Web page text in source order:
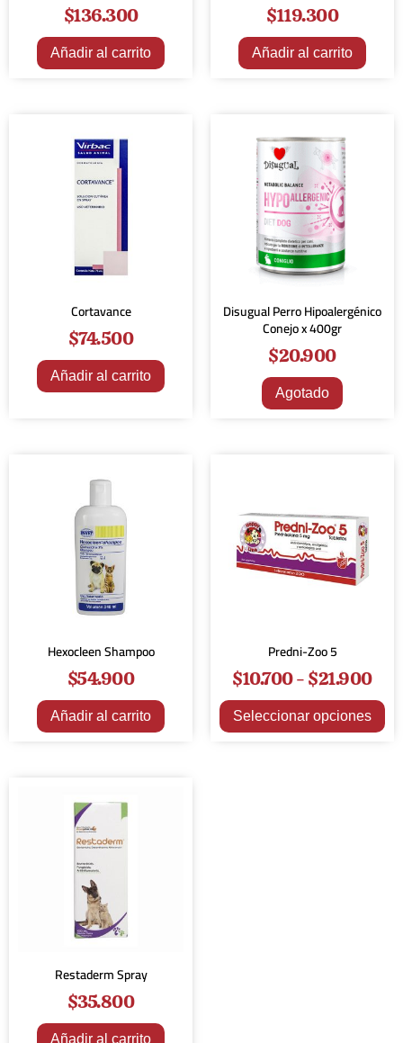
$136.300
Añadir al carrito
$119.300
Añadir al carrito
Cortavance
$74.500
Añadir al carrito
Disugual Perro Hipoalergénico
Conejo x 400gr
$20.900
Agotado
Hexocleen Shampoo
$54.900
Añadir al carrito
Predni-Zoo 5
$10.700-$21.900
Seleccionar opciones
Restaderm Spray
$35.800
Añadir al carrito